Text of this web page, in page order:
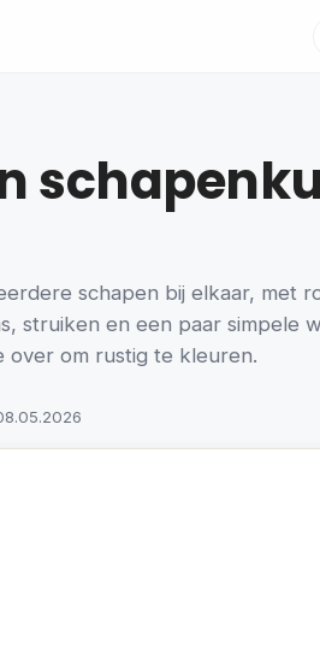
schapen bij elkaar, met
struiken en een paar simpele
over om rustig te kleuren.